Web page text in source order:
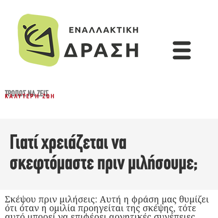
ΤΡΌΠΟΣ ΝΑ ΖΕΙΣ
ΚΑΛΎΤΕΡΗ ΖΩΉ
Γιατί χρειάζεται να
σκεφτόμαστε πριν μιλήσουμε;
Σκέψου πριν μιλήσεις: Αυτή η φράση μας θυμίζει
ότι όταν η ομιλία προηγείται της σκέψης, τότε